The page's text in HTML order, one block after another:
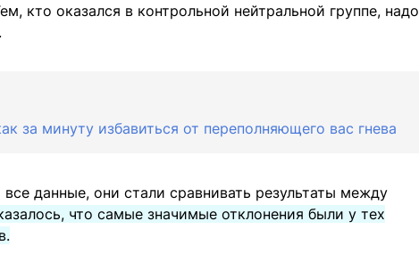
кто оказался в контрольной нейтральной группе, надо
за минуту избавиться от переполняющего вас гнева
данные, они стали сравнивать результаты между
что самые значимые отклонения были у тех